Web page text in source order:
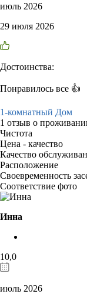
июль 2026
29 июля 2026
Достоинства:
Понравилось все 👍
1-комнатный Дом
1 отзыв о
Чистота
Цена - качество
Качество
Расположение
Своевременность
Соответствие фото
Инна
10,0
июль 2026